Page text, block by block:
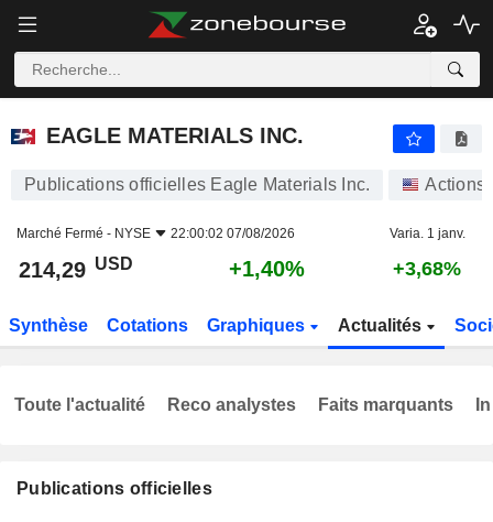
EAGLE MATERIALS INC.
EAGLE MATERIALS INC.
Publications officielles Eagle Materials Inc. Actions
Marché Fermé - NYSE 22:00:02 07/08/2026 Varia. 1 janv.
214,29 USD +1,40% +3,68%
Synthèse Cotations Graphiques Actualités
Publications officielles
Toute l'actualité Reco analystes Faits marquants